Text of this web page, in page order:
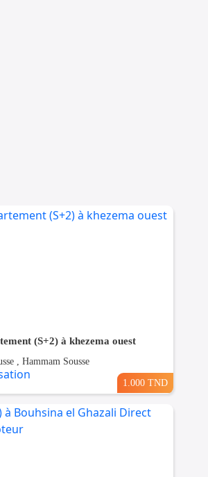
(S+2) à khezema ouest
, Hammam Sousse
1.000 TND